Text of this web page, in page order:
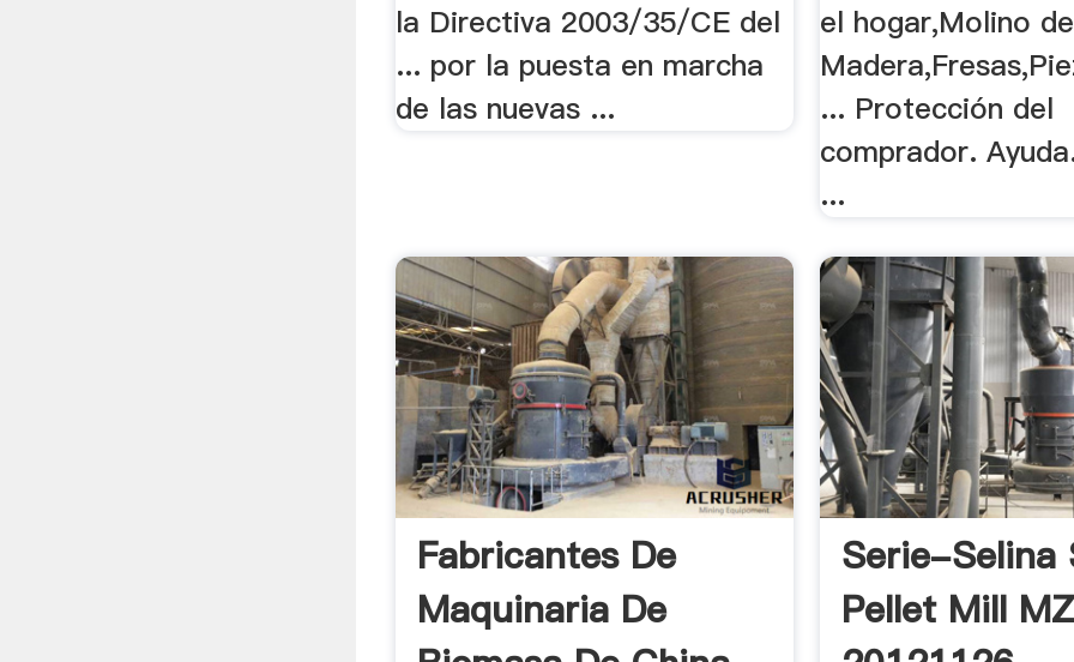
la Directiva 2003/35/CE del
... por la puesta en marcha
de las nuevas ...
el hogar,Molino
... Protección del
comprador.
...
Fabricantes De
Maquinaria De
Serie-Selina
Pellet Mill